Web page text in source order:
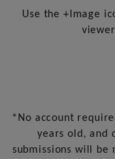
Use the +Image
*No account
years old, and
submissions will be